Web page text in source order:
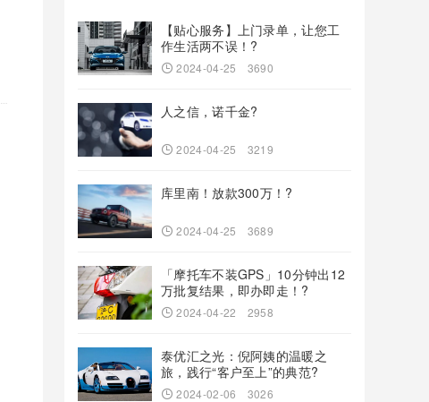
【贴心服务】上门录单，让您工
作生活两不误！?
2024-04-25 3690
人之信，诺千金?
2024-04-25 3219
库里南！放款300万！?
2024-04-25 3689
「摩托车不装GPS」10分钟出12
万批复结果，即办即走！?
2024-04-22 2958
泰优汇之光：倪阿姨的温暖之
旅，践行“客户至上”的典范?
2024-02-06 3026